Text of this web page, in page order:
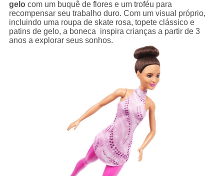
gelo com um buquê de flores e um troféu para
recompensar seu trabalho duro. Com um visual próprio,
incluindo uma roupa de skate rosa, topete clássico e
patins de gelo, a boneca inspira crianças a partir de 3
anos a explorar seus sonhos.